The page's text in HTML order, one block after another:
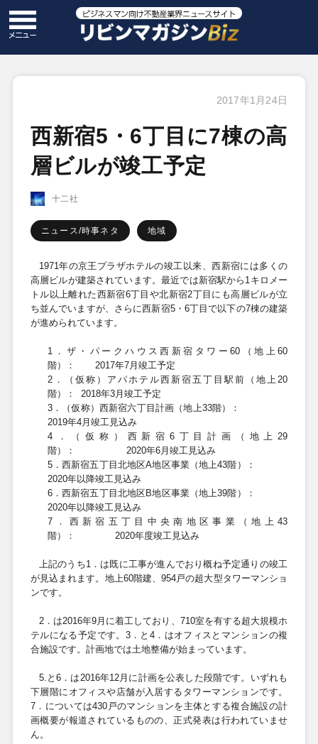
2017年1月24日
西新宿5・6丁目に7棟の高
層ビルが竣工予定
十二社
ニュース/時事ネタ 地域
1971年の京王プラザホテルの竣工以来、西新宿には多くの
高層ビルが建築されています。最近では新宿駅から 1キロメー
トル以上離れた西新宿6丁目や北新宿2丁目にも高層ビルが立
ち並んでいますが、さらに西新宿5・ 6丁目で以下の7棟の建築
が進められています。
1．ザ・パークハウス西新宿タワー60（地上60
階）：
2017年7月竣工予定
2．（仮称）アパホテル西新宿五丁目駅前（地上20
階）：
2018年3月竣工予定
3．（仮称）西新宿六丁目計画（地上33階）：
2019年4月竣工見込み
4．（仮称）西新宿 6丁目計画（地上29
階）：
2020年6月竣工見込み
5．西新宿五丁目北地区A地区事業（地上43階）：
2020年以降竣工見込み
6．西新宿五丁目北地区B地区事業（地上39階）：
2020年以降竣工見込み
7．西新宿五丁目中央南地区事業（地上43
階）：
2020年度竣工見込み
上記のうち1．は既に工事が進んでおり概ね予定通りの竣工
が見込まれます。地上60階建、954戸の超大型タワーマンショ
ンです。
2．は2016年9月に着工しており、 710室を有する超大規模ホ
テルになる予定です。3．と4．はオフィスとマンションの複
合施設です。計画地では土地整備が始まっています。
5. と6 ．は2016年12月に計画を公表した段階です。いずれも
下層階にオフィスや店舗が入居するタワーマンションです。
7．については430 戸のマンションを主体とする複合施設の計
画概要が報道されているものの、正式発表は行われていませ
ん。